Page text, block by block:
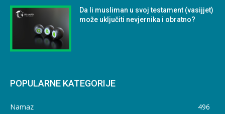
Da li musliman u svoj testament (vasijjet)
može uključiti nevjernika i obratno?
POPULARNE KATEGORIJE
Namaz
496